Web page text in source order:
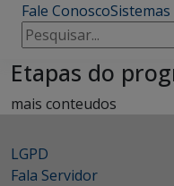
Fale ConoscoSistemas
Pesquisar
por:
Etapas do
mais conteudos
LGPD
Fala Servidor